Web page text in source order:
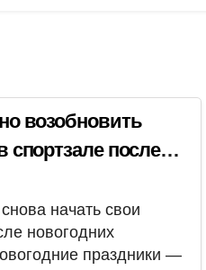
возобновить
спортзале после
начать свои
новогодних
праздники —